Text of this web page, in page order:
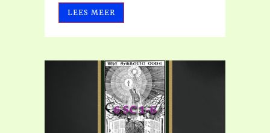
LEES MEER